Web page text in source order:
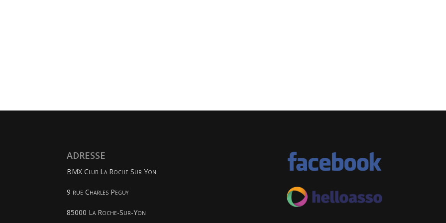
ADRESSE
BMX Club La Roche Sur Yon
9 rue Charles Peguy
85000 La Roche-Sur-Yon